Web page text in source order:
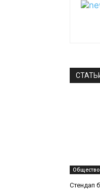
Общество
Стендап